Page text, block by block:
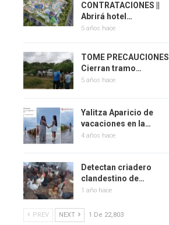
CONTRATACIONES ||
Abrirá hotel…
5 años hace
TOME PRECAUCIONES||
Cierran tramo…
5 años hace
Yalitza Aparicio de
vacaciones en la…
4 años hace
Detectan criadero
clandestino de…
1 año hace
PREV NEXT 1 De 22,803